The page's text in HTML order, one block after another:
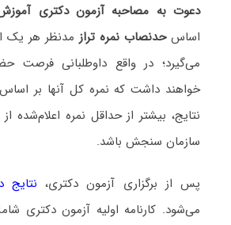
دعوت به مصاحبه آزمون دکتری
اساسحدنصاب نمره ترازمدنظر هر یک
می‌گیرد؛ در واقع داوطلبانی فرصت
خواهند داشت که نمره کل آنها بر اساس
نتایج، بیشتر از حداقل نمره اعلام‌شده
سازمان سنجش باشد.
پس از برگزاری آزمون دکتری، نتایج
می‌شود. کارنامه اولیه آزمون دکتری